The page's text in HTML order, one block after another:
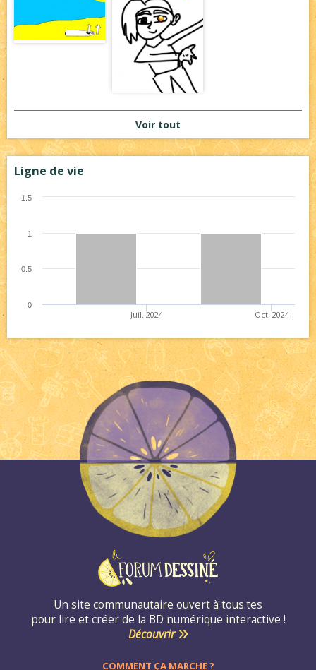
Voir tout
Ligne de vie
Juil. 2024 Oct. 2024
0
0.5
1
1.5
Un site communautaire ouvert à tous.tes
pour lire et créer de la BD numérique interactive !
Découvrir
COMMENT ÇA MARCHE ?